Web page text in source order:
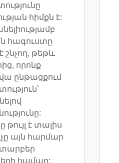
հիմքն է:
հագուստը
թեթև
որոնք
ընթացքում
թույլ է տալիս
այն հարմար
տարբեր
համար: